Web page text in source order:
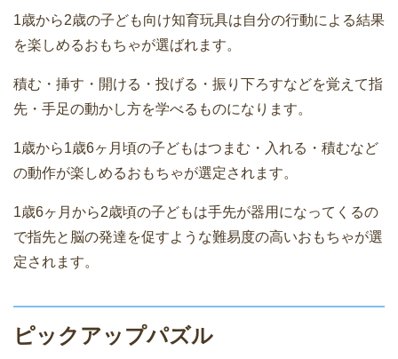
1歳から2歳の子ども向け知育玩具は自分の行動による結果
を楽しめるおもちゃが選ばれます。
積む・挿す・開ける・投げる・振り下ろすなどを覚えて指
先・手足の動かし方を学べるものになります。
1歳から1歳6ヶ月頃の子どもはつまむ・入れる・積むなど
の動作が楽しめるおもちゃが選定されます。
1歳6ヶ月から2歳頃の子どもは手先が器用になってくるの
で指先と脳の発達を促すような難易度の高いおもちゃが選
定されます。
ピックアップパズル